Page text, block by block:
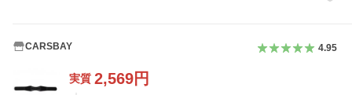
CARSBAY 4.95
実質 2,569円